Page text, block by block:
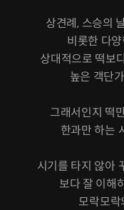
상견례, 스승의
비롯한 다
상대적으로 떡보
높은 객단
그래서인지 떡
한과만 하는
시기를 타지 않아
보다 잘 이해
모락모락